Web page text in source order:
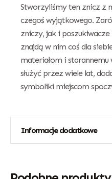
Stworzyliśmy ten znicz z
czegoś wyjątkowego.
zniczy, jak i
znajdą w nim coś dla
materiałom i
służyć przez wiele lat,
symboliki miejscom
Informacje dodatkowe